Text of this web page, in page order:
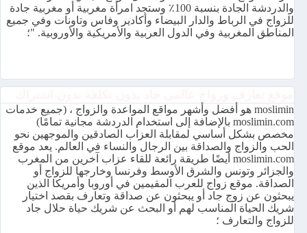
والدردشة الجادة بنسبة 100٪ وستجد امرأة مغربية أو مغربية جادة
للزواج في الرباط والدار البيضاء وأكادير وفاس وتاونات وفي جميع
المناطق المغربية وفي الدول العربية والأمريكية والأوروبية. "؛
moslimin هو أفضل وأشهر مواقع المواعدة والزواج ، (جميع خدمات
moslimin.com بالإضافة إلى استخدام الدردشة مجانية تمامًا)
مخصص بشكل أساسي لمقابلة العزاب الصادقين والموجهين نحو
الحب والزواج والصداقة بين الرجال والنساء في العالم. يعد موقع
moslimin.com أيضًا طريقة رائعة للقاء عزاب آخرين من المغرب
والجزائر وتونس والشرق الأوسط وفرنسا وخارجها للزواج أو
الصداقة. موقع زواج للعرب المقيمين في أوروبا وأمريكا الذين
يبحثون عن زوج جاد أو يبحثون عن صداقة وتعارف بقصد اختيار
شريك الحياة المناسب لهم أو البحث عن شريك حياة حلال جاد
للزواج والتعارف ؛